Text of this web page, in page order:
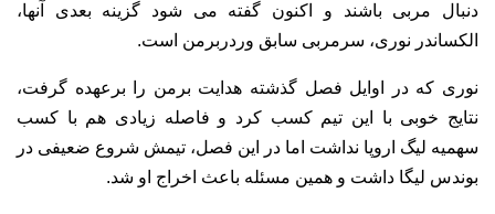
دنبال مربی باشند و اکنون گفته می شود گزینه بعدی آنها،
الکساندر نوری، سرمربی سابق وردربرمن است.
نوری که در اوایل فصل گذشته هدایت برمن را برعهده گرفت،
نتایج خوبی با این تیم کسب کرد و فاصله زیادی هم با کسب
سهمیه لیگ اروپا نداشت اما در این فصل، تیمش شروع ضعیفی در
بوندس لیگا داشت و همین مسئله باعث اخراج او شد.